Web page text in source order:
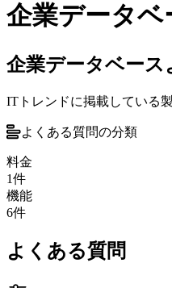
企業データベ
企業データベース
ITトレンドに掲載している
よくある質問の分類
料金
1件
機能
6件
よくある質問